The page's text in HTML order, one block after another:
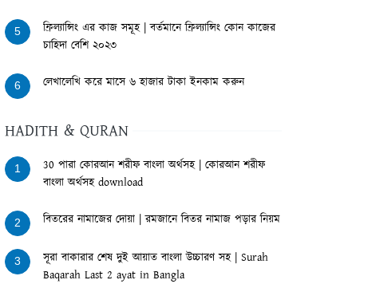
5
ফ্রিল্যান্সিং এর কাজ সমূহ | বর্তমানে ফ্রিল্যান্সিং কোন কাজের
চাহিদা বেশি ২০২৩
6 লেখালেখি করে মাসে ৬ হাজার টাকা ইনকাম করুন
HADITH & QURAN
1
30 পারা কোরআন শরীফ বাংলা অর্থসহ | কোরআন শরীফ
বাংলা অর্থসহ download
2 বিতরের নামাজের দোয়া | রমজানে বিতর নামাজ পড়ার নিয়ম
3
সূরা বাকারার শেষ দুই আয়াত বাংলা উচ্চারণ সহ | Surah
Baqarah Last 2 ayat in Bangla